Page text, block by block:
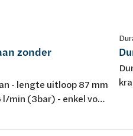
zonder
- lengte uitloop 87 mm
min (3bar) - enkel voor